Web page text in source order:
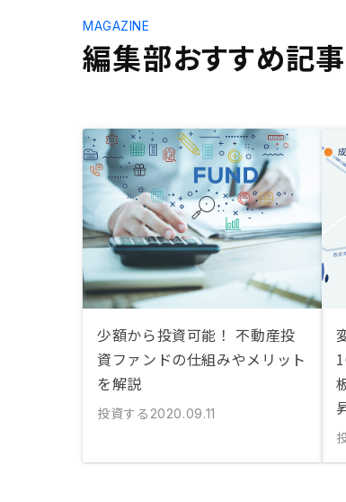
編集部おすすめ記事
MAGAZINE
少額から投資可能！ 不動産投
資ファンドの仕組みやメリット
を解説
投資する 2020.09.11